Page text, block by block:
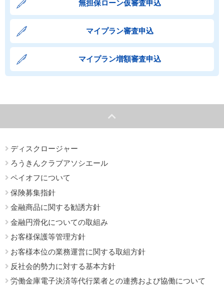
無担保ローン仮審査申込
マイプラン審査申込
マイプラン増額審査申込
ディスクロージャー
ろうきんクラブアソシエール
ペイオフについて
保険募集指針
金融商品に関する勧誘方針
金融円滑化についての取組み
お客様保護等管理方針
お客様本位の業務運営に関する取組方針
反社会的勢力に対する基本方針
労働金庫電子決済等代行業者との連携および協働について